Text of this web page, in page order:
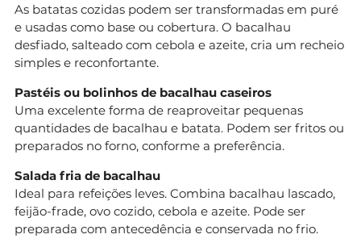
As batatas cozidas podem ser transformadas em puré
e usadas como base ou cobertura. O bacalhau
desfiado, salteado com cebola e azeite, cria um recheio
simples e reconfortante.
Pastéis ou bolinhos de bacalhau caseiros
Uma excelente forma de reaproveitar pequenas
quantidades de bacalhau e batata. Podem ser fritos ou
preparados no forno, conforme a preferência.
Salada fria de bacalhau
Ideal para refeições leves. Combina bacalhau lascado,
feijão-frade, ovo cozido, cebola e azeite. Pode ser
preparada com antecedência e conservada no frio.